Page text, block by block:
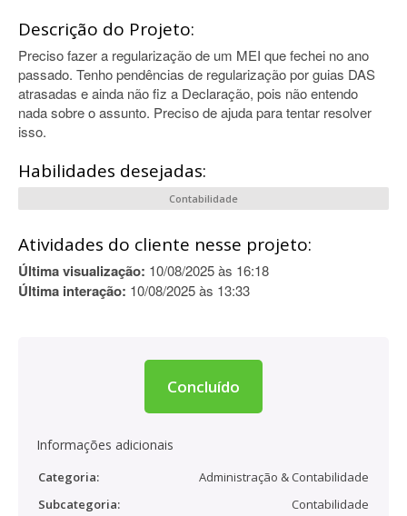
Descrição do Projeto:
Preciso fazer a regularização de um MEI que fechei no ano
passado. Tenho pendências de regularização por guias DAS
atrasadas e ainda não fiz a Declaração, pois não entendo
nada sobre o assunto. Preciso de ajuda para tentar resolver
isso.
Habilidades desejadas:
Contabilidade
Atividades do cliente nesse projeto:
Última visualização: 10/08/2025 às 16:18
Última interação: 10/08/2025 às 13:33
Concluído
Informações adicionais
Categoria:
Administração & Contabilidade
Subcategoria:
Contabilidade